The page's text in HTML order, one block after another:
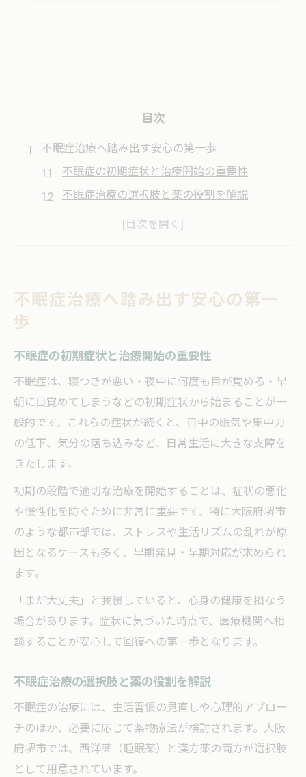
目次
不眠症治療へ踏み出す安心の第一歩
不眠症の初期症状と治療開始の重要性
不眠症治療の選択肢と薬の役割を解説
堺市で不眠症治療に安心して通うポイント
症状に寄り添う薬選びと不眠症対策
副作用を抑える不眠症治療薬のポイント
不眠症対策として日常生活で意識すべき習
慣
薬による不眠症改善と体質への影響を比較
不眠症の薬選びで重視するべき専門医の視
点
体質も考慮した不眠症改善のコツ
体質に合わせた不眠症対策と薬の選択基準
不眠症改善のための生活習慣見直しポイン
ト
薬以外の不眠症改善アプローチも知ろう
不眠症と体質の関係を理解する重要性
不眠症に悩む方が知るべき副作用の正体
不眠症治療薬に多い副作用とその対策法
不眠症薬の副作用を感じた時の対応方法
薬の副作用と不眠症改善のバランスを考え
る
不眠症治療へ踏み出す安心の第一
歩
不眠症の初期症状と治療開始の重要性
不眠症は、寝つきが悪い・夜中に何度も目が覚める・早
朝に目覚めてしまうなどの初期症状から始まることが一
般的です。これらの症状が続くと、日中の眠気や集中力
の低下、気分の落ち込みなど、日常生活に大きな支障を
きたします。
初期の段階で適切な治療を開始することは、症状の悪化
や慢性化を防ぐために非常に重要です。特に大阪府堺市
のような都市部では、ストレスや生活リズムの乱れが原
因となるケースも多く、早期発見・早期対応が求められ
ます。
「まだ大丈夫」と我慢していると、心身の健康を損なう
場合があります。症状に気づいた時点で、医療機関へ相
談することが安心して回復への第一歩となります。
不眠症治療の選択肢と薬の役割を解説
不眠症の治療には、生活習慣の見直しや心理的アプロー
チのほか、必要に応じて薬物療法が検討されます。大阪
府堺市では、西洋薬（睡眠薬）と漢方薬の両方が選択肢
として用意されています。